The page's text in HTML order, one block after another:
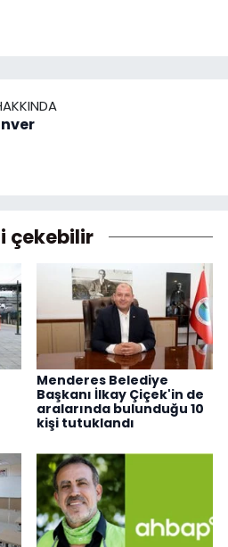
çekebilir
Menderes Belediye
Başkanı İlkay Çiçek'in de
aralarında bulunduğu 10
kişi tutuklandı